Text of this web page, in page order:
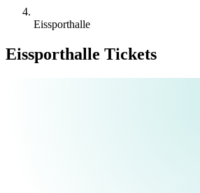
Eissporthalle
Eissporthalle Tickets